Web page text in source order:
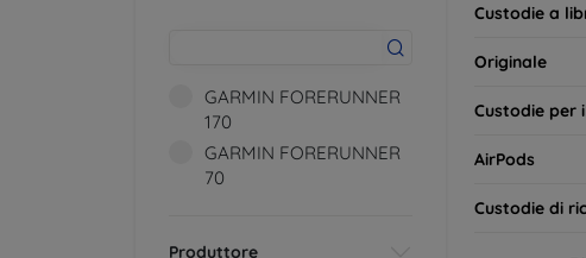
GARMIN FORERUNNER
170
GARMIN FORERUNNER
70
Produttore
Custodie a
Originale
Custodie per
AirPods
Custodie di